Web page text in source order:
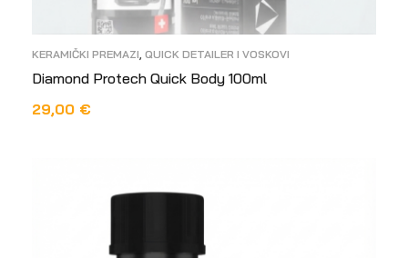
KERAMIČKI PREMAZI, QUICK DETAILER I VOSKOVI
Diamond Protech Quick Body 100ml
29,00 €